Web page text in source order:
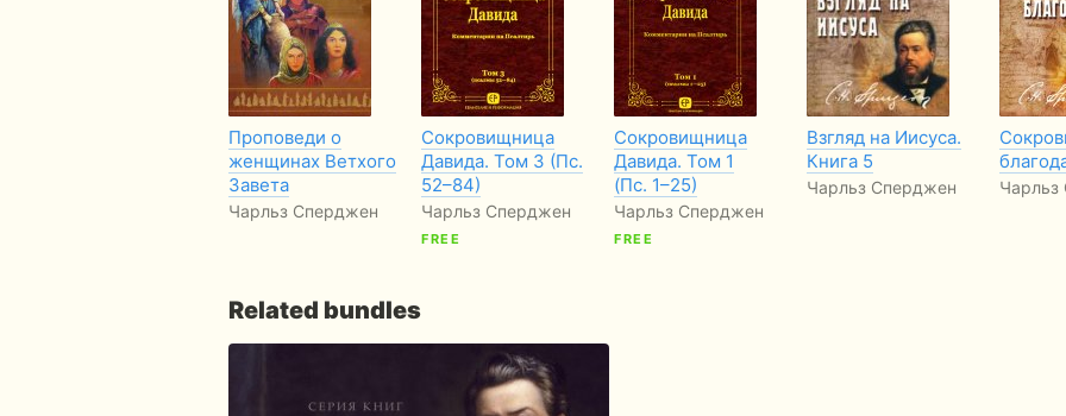
Проповеди о
женщинах Ветхого
Завета
Чарльз Сперджен
Сокровищница
Давида. Том 3 (Пс.
52–84)
Чарльз Сперджен
FREE
Сокровищница
Давида. Том 1
(Пс. 1–25)
Чарльз Сперджен
FREE
Взгляд на Иисуса.
Книга 5
Чарльз Сперджен Чарльз
Related bundles